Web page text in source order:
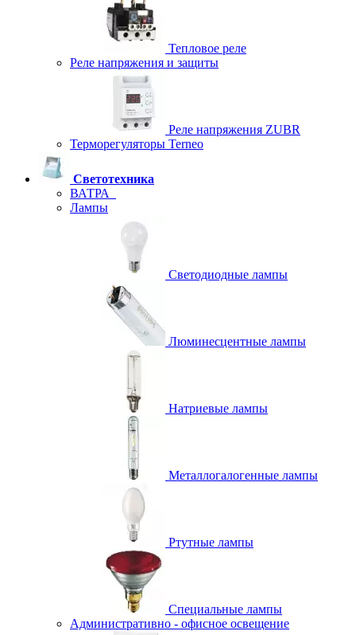
Тепловое реле
Реле напряжения и защиты
Реле напряжения ZUBR
Терморегуляторы Terneo
Светотехника
ВАТРА
Лампы
Светодиодные лампы
Люминесцентные лампы
Натриевые лампы
Металлогалогенные лампы
Ртутные лампы
Специальные лампы
Административно - офисное освещение